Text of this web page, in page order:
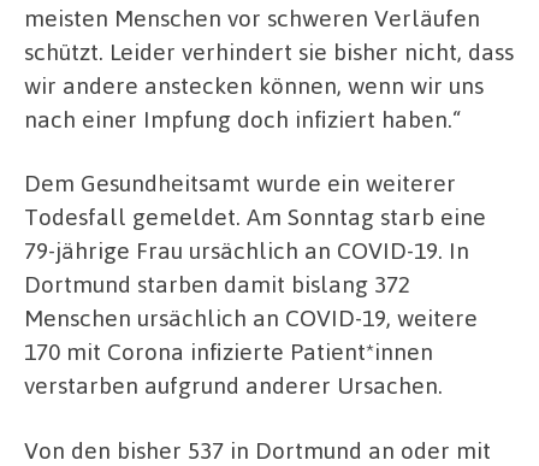
meisten Menschen vor schweren Verläufen
schützt. Leider verhindert sie bisher nicht, dass
wir andere anstecken können, wenn wir uns
nach einer Impfung doch infiziert haben.“
Dem Gesundheitsamt wurde ein weiterer
Todesfall gemeldet. Am Sonntag starb eine
79-jährige Frau ursächlich an COVID-19. In
Dortmund starben damit bislang 372
Menschen ursächlich an COVID-19, weitere
170 mit Corona infizierte Patient*innen
verstarben aufgrund anderer Ursachen.
Von den bisher 537 in Dortmund an oder mit